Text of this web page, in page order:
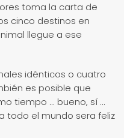
toma la carta de
cinco destinos en
llegue a ese
idénticos o cuatro
es posible que
tiempo ... bueno, sí ...
todo el mundo sera feliz